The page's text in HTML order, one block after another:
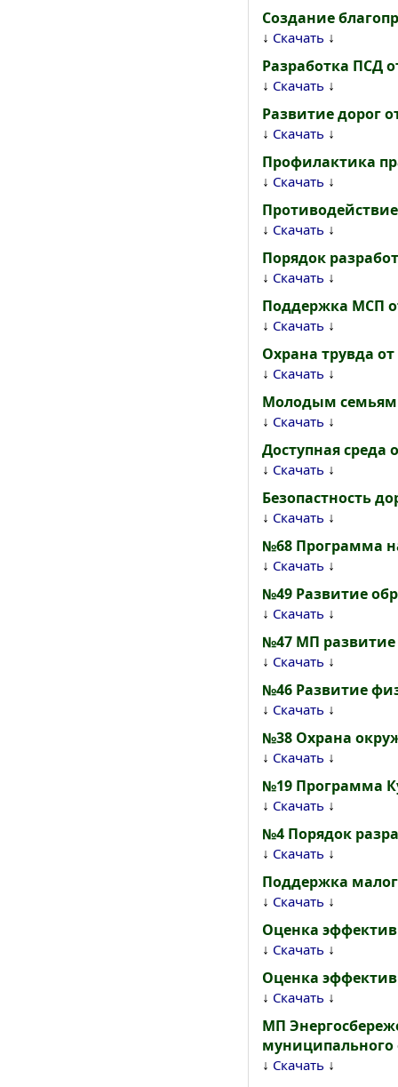
Создание
↓ Скачать ↓
Разработка ПСД
↓ Скачать ↓
Развитие дорог
↓ Скачать ↓
Профилактика
↓ Скачать ↓
↓ Скачать ↓
Порядок
↓ Скачать ↓
Поддержка МСП
↓ Скачать ↓
Охрана трувда от
↓ Скачать ↓
Молодым семьям
↓ Скачать ↓
Доступная среда
↓ Скачать ↓
Безопастность
↓ Скачать ↓
№68 Программа
↓ Скачать ↓
№49 Развитие
↓ Скачать ↓
№47 МП развитие
↓ Скачать ↓
№46 Развитие
↓ Скачать ↓
№38 Охрана
↓ Скачать ↓
№19 Программа
↓ Скачать ↓
№4 Порядок
↓ Скачать ↓
Поддержка
↓ Скачать ↓
Оценка
↓ Скачать ↓
Оценка
↓ Скачать ↓
МП
муниципального
↓ Скачать ↓